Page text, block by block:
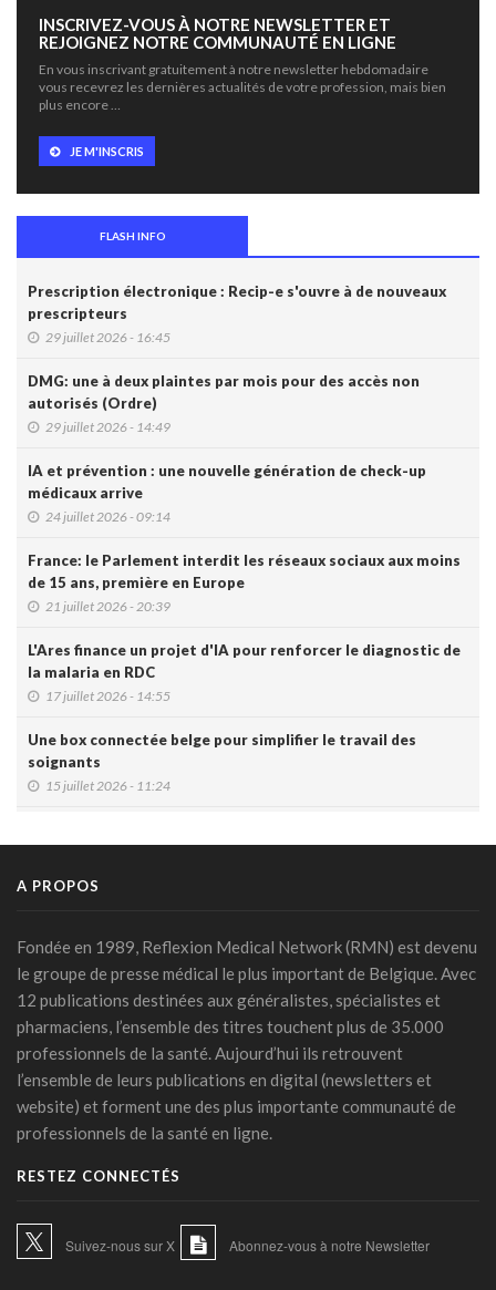
INSCRIVEZ-VOUS À NOTRE NEWSLETTER ET
REJOIGNEZ NOTRE COMMUNAUTÉ EN LIGNE
En vous inscrivant gratuitement à notre newsletter hebdomadaire
vous recevrez les dernières actualités de votre profession, mais bien
plus encore …
JE M'INSCRIS
FLASH INFO
Prescription électronique : Recip-e s'ouvre à de nouveaux
prescripteurs
29 juillet 2026 - 16:45
DMG: une à deux plaintes par mois pour des accès non
autorisés (Ordre)
29 juillet 2026 - 14:49
IA et prévention : une nouvelle génération de check-up
médicaux arrive
24 juillet 2026 - 09:14
France: le Parlement interdit les réseaux sociaux aux moins
de 15 ans, première en Europe
21 juillet 2026 - 20:39
L'Ares finance un projet d'IA pour renforcer le diagnostic de
la malaria en RDC
17 juillet 2026 - 14:55
Une box connectée belge pour simplifier le travail des
soignants
15 juillet 2026 - 11:24
au papier ( Valentin Dirken )
14 juillet 2026 - 16:59
Alzheimer: un score prédit la démence dix ans avant les
symptômes
14 juillet 2026 - 11:14
IA et essais cliniques: le plaidoyer pour une meilleure
transparence
14 juillet 2026 - 11:06
A PROPOS
Fondée en 1989, Reflexion Medical Network (RMN) est devenu
le groupe de presse médical le plus important de Belgique. Avec
12 publications destinées aux généralistes, spécialistes et
pharmaciens, l’ensemble des titres touchent plus de 35.000
professionnels de la santé. Aujourd’hui ils retrouvent
l’ensemble de leurs publications en digital (newsletters et
website) et forment une des plus importante communauté de
professionnels de la santé en ligne.
RESTEZ CONNECTÉS
Suivez-nous sur X Abonnez-vous à notre Newsletter